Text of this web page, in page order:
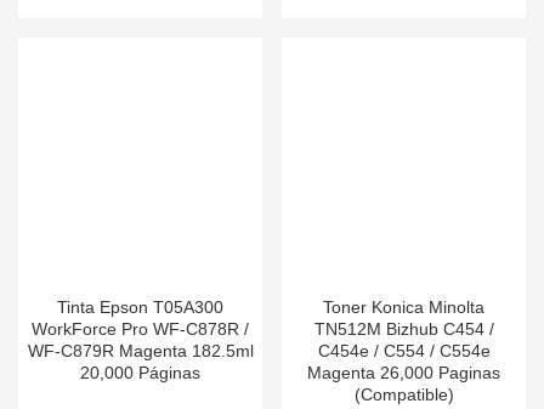
Tinta Epson T05A300
WorkForce Pro WF-C878R /
WF-C879R Magenta 182.5ml
20,000 Páginas
Toner Konica Minolta
TN512M Bizhub C454 /
C454e / C554 / C554e
Magenta 26,000 Paginas
(Compatible)